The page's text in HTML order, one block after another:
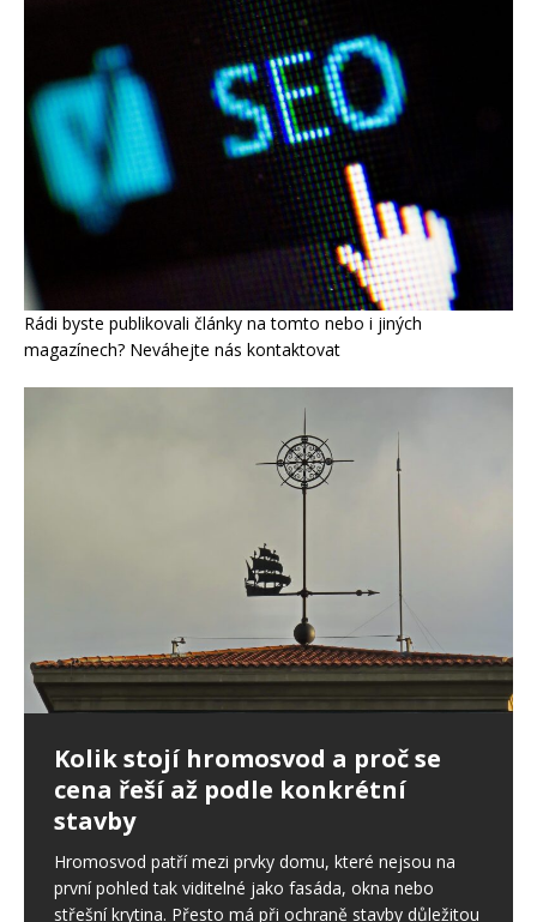
Rádi byste publikovali články na tomto nebo i jiných
magazínech? Neváhejte nás kontaktovat
Kolik stojí hromosvod a proč se
cena řeší až podle konkrétní
stavby
Hromosvod patří mezi prvky domu, které nejsou na
první pohled tak viditelné jako fasáda, okna nebo
střešní krytina. Přesto má při ochraně stavby důležitou
Ptáci ve fasádě: jak postupovat,
když poškodí zateplení domu
Drobné otvory ve fasádě se snadno přehlédnou. U
většího problému. Ptáci dokážou narušit omítku,
výztužnou vrstvu i samotnou izolaci.[…]
Nepřítel stres: Ovlivňuje i spánek,
svaly či zdraví ústní dutiny
Stres je sice běžnou součástí našich životů a v určité
míře je pro nás důležitý. Pokud však trvá dlouhodobě,
začíná ovlivňovat celý organismus, a to[…]